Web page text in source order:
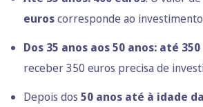
euroscorresponde ao
Dos 35 anos aos 50 anos: até
receber 350 euros precisa de
Depois dos 50 anos até à idade